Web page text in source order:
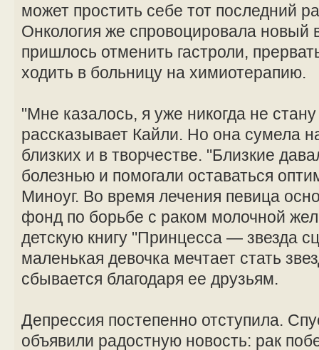
может простить себе тот последний
Онкология же спровоцировала новый
пришлось отменить гастроли,
ходить в больницу на химиотерапию.
"Мне казалось, я уже никогда не
рассказывает Кайли. Но она сумела
близких и в творчестве. "Близкие
болезнью и помогали оставаться
Миноуг. Во время лечения певица
фонд по борьбе с раком молочной
детскую книгу "Принцесса — звезда
маленькая девочка мечтает стать
сбывается благодаря ее друзьям.
Депрессия постепенно отступила.
объявили радостную новость: рак